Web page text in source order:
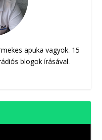
apuka vagyok. 15
blogok írásával.